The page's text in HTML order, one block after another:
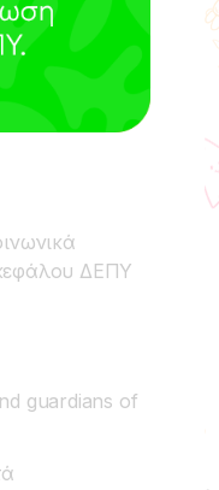
ΔΕΠΥ
guardians of